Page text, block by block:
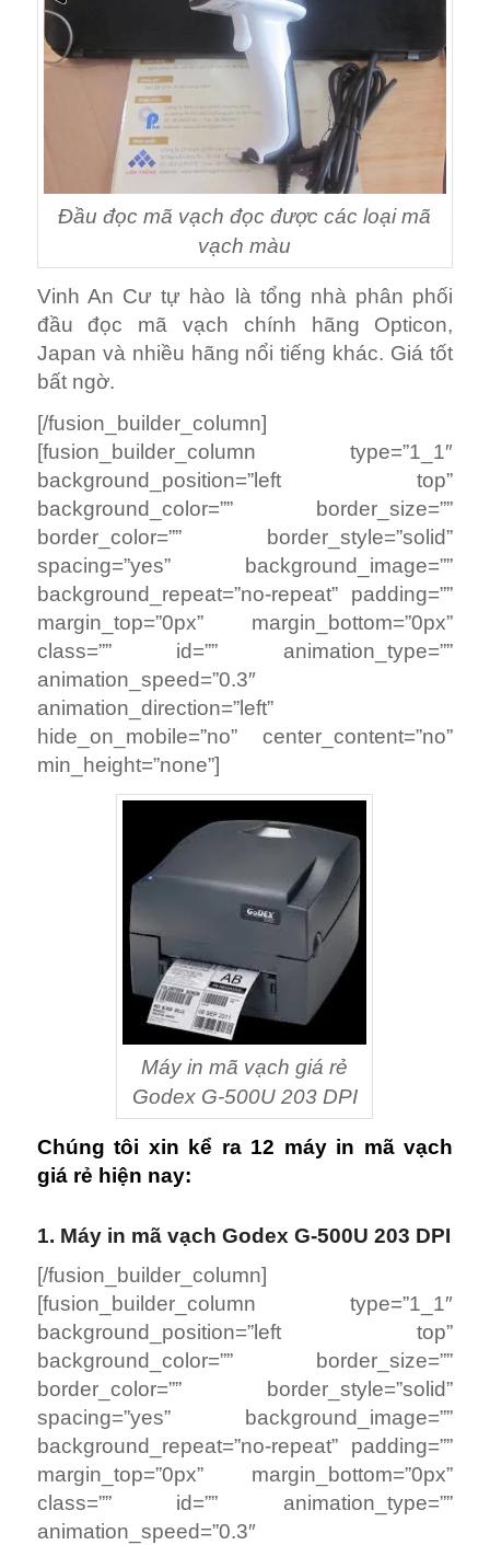
Đầu đọc mã vạch đọc được các loại mã
vạch màu
Vinh An Cư tự hào là tổng nhà phân phối
đầu đọc mã vạch chính hãng Opticon,
Japan và nhiều hãng nổi tiếng khác. Giá tốt
bất ngờ.
[/fusion_builder_column]
[fusion_builder_column type=”1_1″
background_position=”left top”
background_color=”” border_size=””
border_color=”” border_style=”solid”
spacing=”yes” background_image=””
background_repeat=”no-repeat” padding=””
margin_top=”0px” margin_bottom=”0px”
class=”” id=”” animation_type=””
animation_speed=”0.3″
animation_direction=”left”
hide_on_mobile=”no” center_content=”no”
min_height=”none”]
Máy in mã vạch giá rẻ
Godex G-500U 203 DPI
Chúng tôi xin kể ra 12 máy in mã vạch
giá rẻ hiện nay:
1. Máy in mã vạch Godex G-500U 203 DPI
[/fusion_builder_column]
[fusion_builder_column type=”1_1″
background_position=”left top”
background_color=”” border_size=””
border_color=”” border_style=”solid”
spacing=”yes” background_image=””
background_repeat=”no-repeat” padding=””
margin_top=”0px” margin_bottom=”0px”
class=”” id=”” animation_type=””
animation_speed=”0.3″